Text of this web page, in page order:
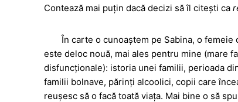
Contează mai puțin dacă decizi să îl citești ca
În carte o cunoaștem pe Sabina, o
este deloc nouă, mai ales pentru mine (mare
disfuncționale): istoria unei familii, perioada
familii bolnave, părinți alcoolici, copii care
reușesc să o facă toată viața. Mai bine o să